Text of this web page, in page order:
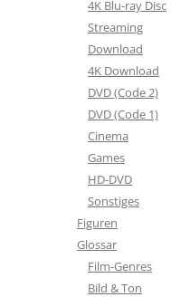
4K Blu-ray Disc
Streaming
Download
4K Download
DVD (Code 2)
DVD (Code 1)
Cinema
Games
HD-DVD
Sonstiges
Figuren
Glossar
Film-Genres
Bild & Ton